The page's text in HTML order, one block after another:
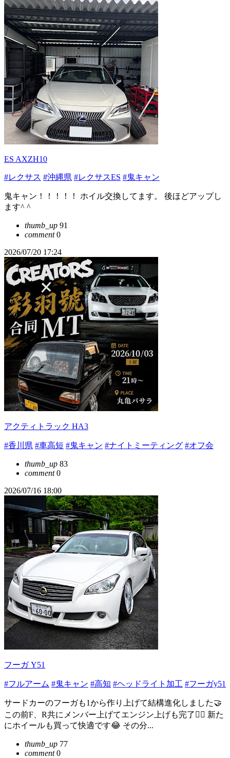
ES AXZH10
#レクサス #沖縄県 #レクサスES #鬼キャン
鬼キャン！！！！！ ホイル交換してます。 後ほどアップし
ます^ ^
thumb_up 91
comment0
2026/07/20 17:24
アクティトラック HA3
#香川県 #車高短 #鬼キャン #ナイトミーティング #オフ会
thumb_up 83
comment0
2026/07/16 18:00
フーガ Y51
#フルアーム #鬼キャン #高知 #ヘッドライト加工 #フーガy51
サードカーのフーガも1から作り上げて結構進化しました🤝
この前F、R共にメンバー上げてエンジン上げも完了🙆‍♀️ 新た
にホイールも買って快適です😂 その分...
thumb_up 77
comment0